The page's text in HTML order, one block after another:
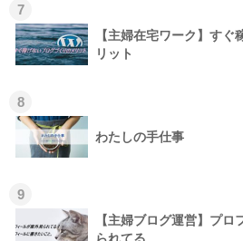
7
【主婦在宅ワーク】す
リット
8
わたしの手仕事
9
【主婦ブログ運営】プ
られてる